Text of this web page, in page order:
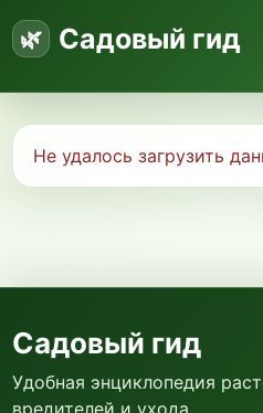
Садовый гид
Не удалось загрузить
Садовый гид
Удобная энциклопедия
вредителей и ухода.